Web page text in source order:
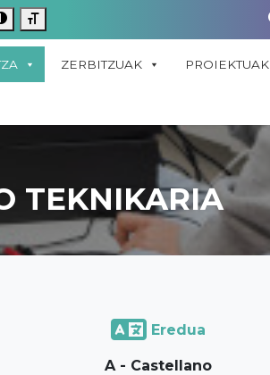
ZERBITZUAK PROIEKTUAK
TEKNIKARIA
Eredua
A - Castellano